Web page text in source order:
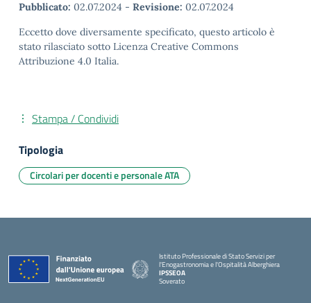
Pubblicato: 02.07.2024 - Revisione: 02.07.2024
Eccetto dove diversamente specificato, questo articolo è
stato rilasciato sotto Licenza Creative Commons
Attribuzione 4.0 Italia.
Stampa / Condividi
Tipologia
Circolari per docenti e personale ATA
Istituto Professionale di Stato Servizi per
l'Enogastronomia e l'Ospitalità Alberghiera
IPSSEOA
Soverato